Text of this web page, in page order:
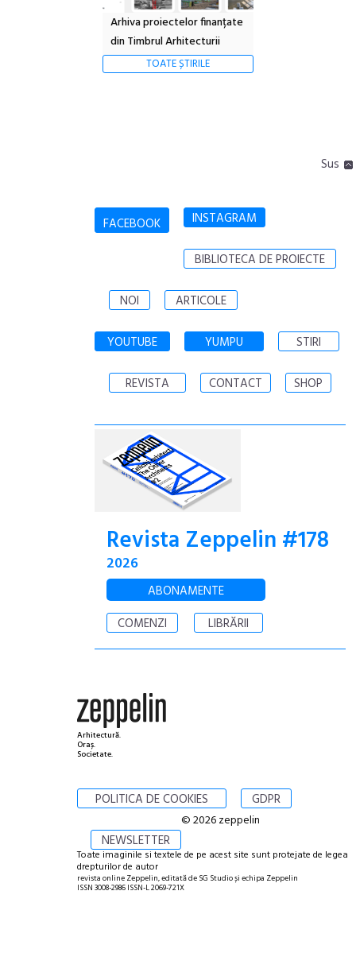
Arhiva proiectelor finanțate
din Timbrul Arhitecturii
TOATE ȘTIRILE
Sus
FACEBOOK INSTAGRAM
BIBLIOTECA DE PROIECTE
NOI ARTICOLE
YOUTUBE YUMPU STIRI
REVISTA CONTACT SHOP
Revista Zeppelin #178
2026
ABONAMENTE
COMENZI
LIBRĂRII
Arhitectură.
Oraș.
Societate.
POLITICA DE COOKIES GDPR
NEWSLETTER
© 2026 zeppelin
Toate imaginile si textele de pe acest site sunt protejate de legea
drepturilor de autor
revista online Zeppelin, editată de SG Studio și echipa Zeppelin
ISSN 3008-2986 ISSN-L 2069-721X